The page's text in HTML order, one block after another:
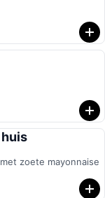
zoete mayonnaise